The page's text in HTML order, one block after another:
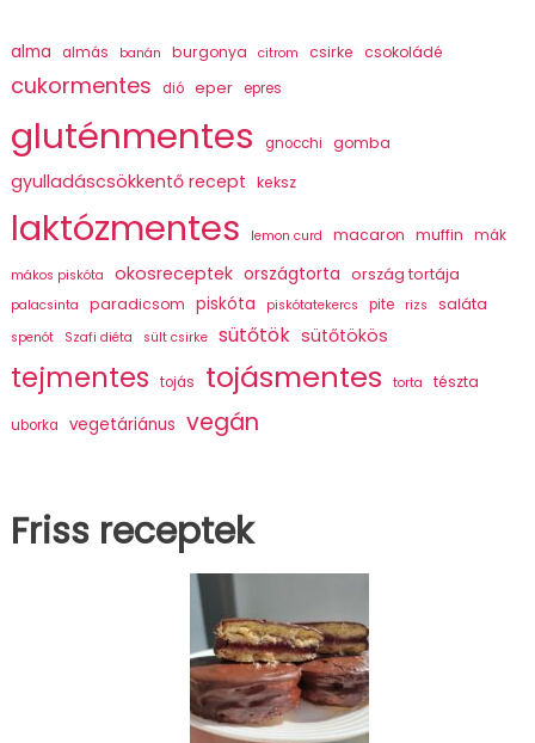
alma almás banán burgonya citrom csirke csokoládé
cukormentes dió eper epres
gluténmentes gnocchi gomba
gyulladáscsökkentő recept keksz
laktózmentes lemon curd macaron muffin mák
mákos piskóta okosreceptek országtorta ország tortája
palacsinta paradicsom piskóta piskótatekercs pite rizs saláta
spenót Szafi diéta sült csirke sütőtök sütőtökös
tejmentes tojás tojásmentes torta tészta
uborka vegetáriánus vegán
Friss receptek